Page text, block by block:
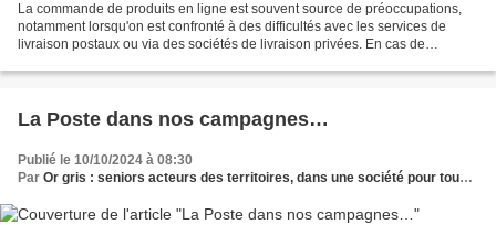
La commande de produits en ligne est souvent source de préoccupations,
notamment lorsqu'on est confronté à des difficultés avec les services de
livraison postaux ou via des sociétés de livraison privées. En cas de
La Poste dans nos campagnes…
Publié le 10/10/2024 à 08:30
Par Or gris : seniors acteurs des territoires, dans une société pour tous les âges